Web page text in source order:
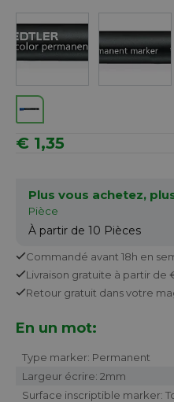
€ 1,35
Plus vous achetez,
Pièce
À partir de 10 Pièces
Commandé avant 18h en
Livraison gratuite à partir de
Retour gratuit dans votre
En un mot:
Type marker: Permanent
Largeur écrire: 2mm
Surface inscriptible marker: